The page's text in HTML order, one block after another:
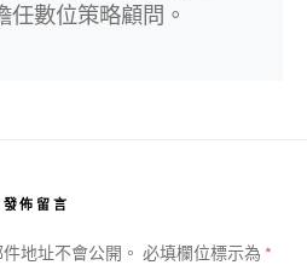
任數位策略顧問。
發佈留言
地址不會公開。 必填欄位標示為 *